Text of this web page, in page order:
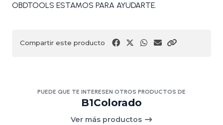
OBDTOOLS ESTAMOS PARA AYUDARTE.
Compartir este producto
PUEDE QUE TE INTERESEN OTROS PRODUCTOS DE
B1Colorado
Ver más productos